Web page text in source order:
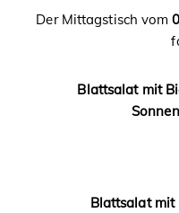
Der Mittagstisch vom
Blattsalat mit
Blattsalat mit